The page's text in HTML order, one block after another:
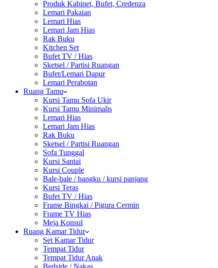
Produk Kabinet, Bufet, Credenza
Lemari Pakaian
Lemari Hias
Lemari Jam Hias
Rak Buku
Kitchen Set
Bufet TV / Hias
Sketsel / Partisi Ruangan
Bufet/Lemari Dapur
Lemari Perabotan
Ruang Tamu
Kursi Tamu Sofa Ukir
Kursi Tamu Minimalis
Lemari Hias
Lemari Jam Hias
Rak Buku
Sketsel / Partisi Ruangan
Sofa Tunggal
Kursi Santai
Kursi Couple
Bale-bale / bangku / kursi panjang
Kursi Teras
Bufet TV / Hias
Frame Bingkai / Pigura Cermin
Frame TV Hias
Meja Konsul
Ruang Kamar Tidur
Set Kamar Tidur
Tempat Tidur
Tempat Tidur Anak
Bedside / Nakas